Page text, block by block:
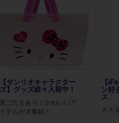
【サンリオキャラクター
ズ】グッズ続々入荷中！
見ごたえあり！かわいいア
イテムが大集結！
【
ン好
ス
カス